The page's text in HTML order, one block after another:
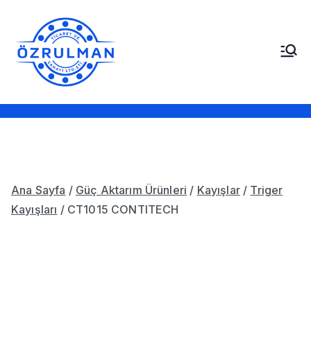
Ana Sayfa / Güç Aktarım Ürünleri / Kayışlar/ Triger
Kayışları / CT1015 CONTITECH